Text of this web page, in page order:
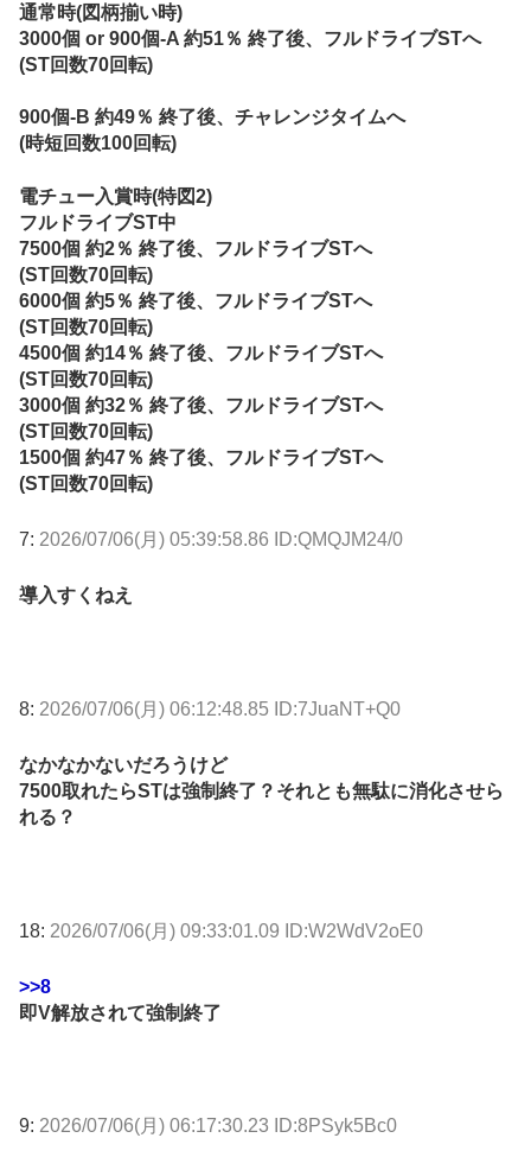
通常時(図柄揃い時)
3000個 or 900個-A 約51％ 終了後、フルドライブSTへ
(ST回数70回転)
900個-B 約49％ 終了後、チャレンジタイムへ
(時短回数100回転)
電チュー入賞時(特図2)
フルドライブST中
7500個 約2％ 終了後、フルドライブSTへ
(ST回数70回転)
6000個 約5％ 終了後、フルドライブSTへ
(ST回数70回転)
4500個 約14％ 終了後、フルドライブSTへ
(ST回数70回転)
3000個 約32％ 終了後、フルドライブSTへ
(ST回数70回転)
1500個 約47％ 終了後、フルドライブSTへ
(ST回数70回転)
7: 2026/07/06(月) 05:39:58.86 ID:QMQJM24/0
導入すくねえ
8: 2026/07/06(月) 06:12:48.85 ID:7JuaNT+Q0
なかなかないだろうけど
7500取れたらSTは強制終了？それとも無駄に消化させら
れる？
18: 2026/07/06(月) 09:33:01.09 ID:W2WdV2oE0
>>8
即V解放されて強制終了
9: 2026/07/06(月) 06:17:30.23 ID:8PSyk5Bc0